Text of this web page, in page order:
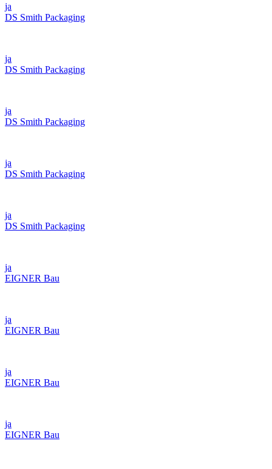
ja
DS Smith Packaging
ja
DS Smith Packaging
ja
DS Smith Packaging
ja
DS Smith Packaging
ja
DS Smith Packaging
ja
EIGNER Bau
ja
EIGNER Bau
ja
EIGNER Bau
ja
EIGNER Bau